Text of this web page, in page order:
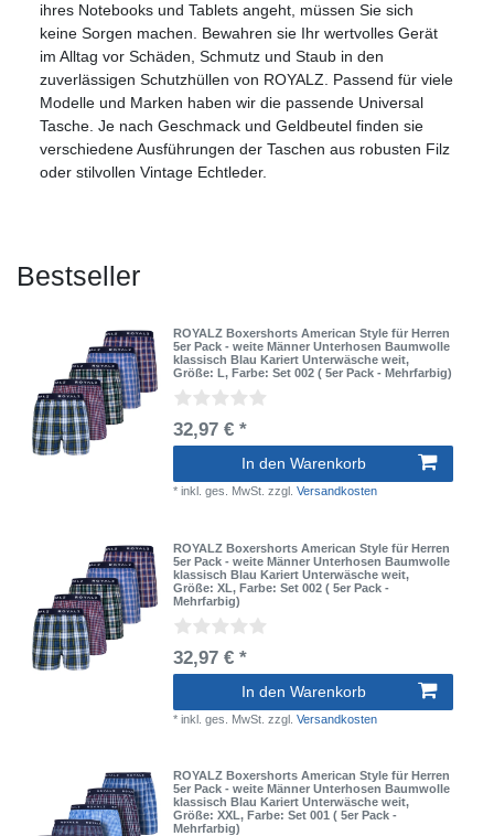
ihres Notebooks und Tablets angeht, müssen Sie sich
keine Sorgen machen. Bewahren sie Ihr wertvolles Gerät
im Alltag vor Schäden, Schmutz und Staub in den
zuverlässigen Schutzhüllen von ROYALZ. Passend für viele
Modelle und Marken haben wir die passende Universal
Tasche. Je nach Geschmack und Geldbeutel finden sie
verschiedene Ausführungen der Taschen aus robusten Filz
oder stilvollen Vintage Echtleder.
Bestseller
ROYALZ Boxershorts American Style für Herren
5er Pack - weite Männer Unterhosen Baumwolle
klassisch Blau Kariert Unterwäsche weit,
Größe: L, Farbe: Set 002 ( 5er Pack - Mehrfarbig)
32,97 € *
In den Warenkorb
*inkl. ges. MwSt. zzgl.Versandkosten
ROYALZ Boxershorts American Style für Herren
5er Pack - weite Männer Unterhosen Baumwolle
klassisch Blau Kariert Unterwäsche weit,
Größe: XL, Farbe: Set 002 ( 5er Pack -
Mehrfarbig)
32,97 € *
In den Warenkorb
*inkl. ges. MwSt. zzgl.Versandkosten
ROYALZ Boxershorts American Style für Herren
5er Pack - weite Männer Unterhosen Baumwolle
klassisch Blau Kariert Unterwäsche weit,
Größe: XXL, Farbe: Set 001 ( 5er Pack -
Mehrfarbig)